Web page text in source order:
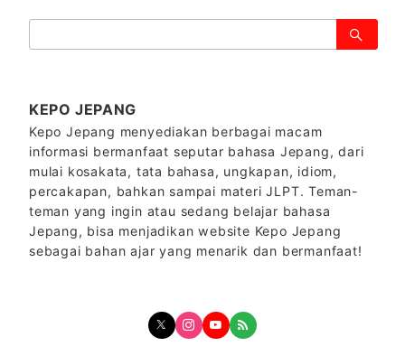
索：
KEPO JEPANG
Kepo Jepang menyediakan berbagai macam
informasi bermanfaat seputar bahasa Jepang, dari
mulai kosakata, tata bahasa, ungkapan, idiom,
percakapan, bahkan sampai materi JLPT. Teman-
teman yang ingin atau sedang belajar bahasa
Jepang, bisa menjadikan website Kepo Jepang
sebagai bahan ajar yang menarik dan bermanfaat!